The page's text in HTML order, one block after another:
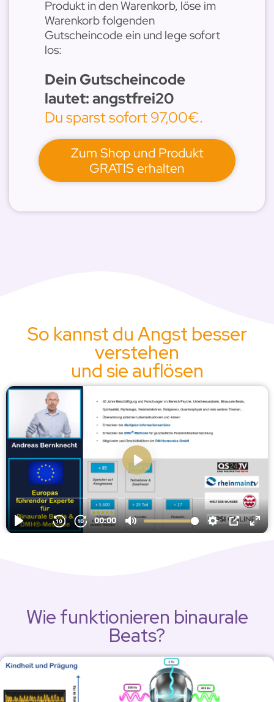
Produkt in den Warenkorb, löse im
Warenkorb folgenden
Gutscheincode ein und lege sofort
los:
Dein Gutscheincode
lautet: angstfrei20
Du sparst sofort 97,00€.
Zum Shop und Produkt
GRATIS erhalten
So kannst du Angst besser
verstehen
und sie auflösen
Wie funktionieren binaurale
Beats?